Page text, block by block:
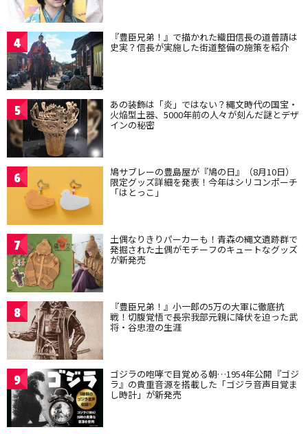
4 『豊臣兄弟！』で描かれた織田信長の道普請は
史実？信長が実施した街道整備の施策を紹介
5 あの装飾は「炎」ではない？縄文時代の国宝・
火焔型土器、5000年前の人々が刻んだ謎とデザ
インの秘密
6 鳩サブレーの豊島屋が『鳩の日』（8月10日）
限定グッズ詳細を発表！今年はシリコンポーチ
「はとっこ」
7 土偶なりきりパーカーも！青森の縄文遺跡群で
発掘された土偶がモチーフのキュートなグッズ
が新発売
8 『豊臣兄弟！』小一郎の5万の大軍に徹底抗
戦！切腹覚悟で長宗我部元親に降伏を迫った武
将・谷忠澄の生涯
9 ゴジラの咆哮で目覚める朝…1954年公開『ゴジ
ラ』の貴重音源を搭載した「ゴジラ音声目覚ま
し時計」が新発売